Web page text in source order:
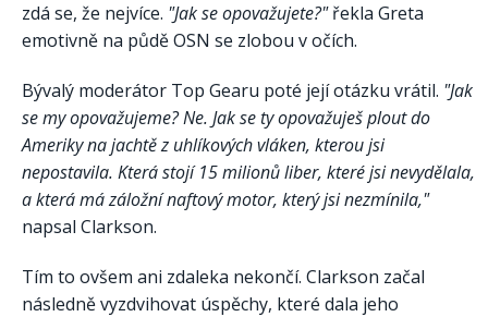
zdá se, že nejvíce. "Jak se opovažujete?"řekla Greta
emotivně na půdě OSN se zlobou v očích.
Bývalý moderátor Top Gearu poté její otázku vrátil. "Jak
se my opovažujeme? Ne. Jak se ty opovažuješ plout do
Ameriky na jachtě z uhlíkových vláken, kterou jsi
nepostavila. Která stojí 15 milionů liber, které jsi nevydělala,
a která má záložní naftový motor, který jsi nezmínila,"
napsal Clarkson.
Tím to ovšem ani zdaleka nekončí. Clarkson začal
následně vyzdvihovat úspěchy, které dala jeho